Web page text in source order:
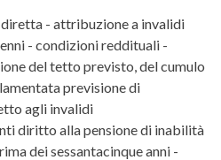
sentenza 9
diretta - attribuzione a invalidi
- condizioni reddituali -
del tetto previsto, del cumulo
previsione di
agli invalidi
diritto alla pensione di inabilità
dei sessantacinque anni -